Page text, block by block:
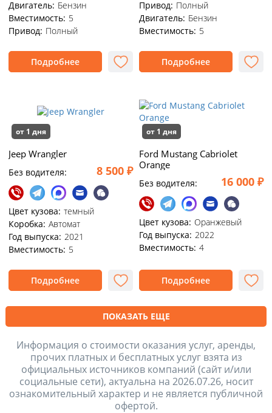
Двигатель: Бензин
Вместимость: 5
Привод: Полный
Подробнее
Привод: Полный
Двигатель: Бензин
Вместимость: 5
Подробнее
от 1 дня
Jeep Wrangler
Без водителя: 8 500 ₽
Цвет кузова: темный
Коробка: Автомат
Год выпуска: 2021
Вместимость: 5
Подробнее
от 1 дня
Ford Mustang Cabriolet
Orange
Без водителя: 16 000 ₽
Цвет кузова: Оранжевый
Год выпуска: 2022
Вместимость: 4
Подробнее
ПОКАЗАТЬ ЕЩЕ
Информация о стоимости оказания услуг, аренды,
прочих платных и бесплатных услуг взята из
официальных источников компаний (сайт и/или
социальные сети), актуальна на 2026.07.26, носит
ознакомительный характер и не является публичной
офертой.